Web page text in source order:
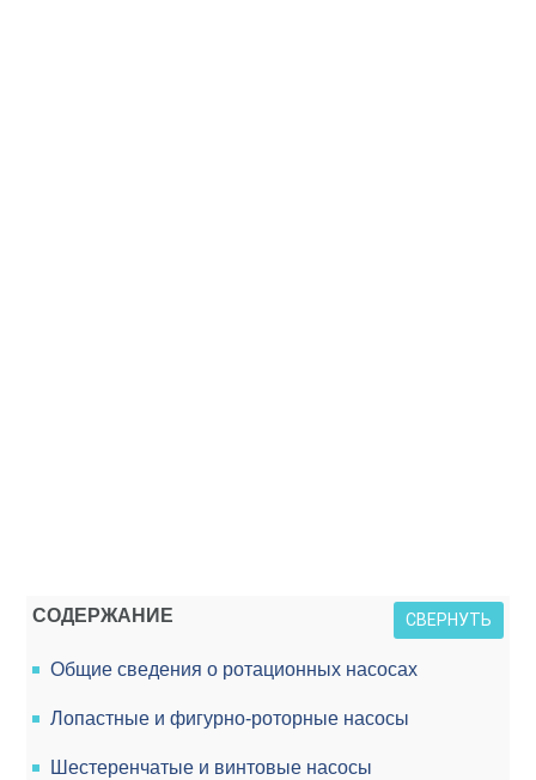
СОДЕРЖАНИЕ СВЕРНУТЬ
Общие сведения о ротационных насосах
Лопастные и фигурно-роторные насосы
Шестеренчатые и винтовые насосы